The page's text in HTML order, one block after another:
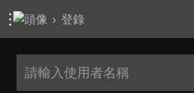
› 登錄